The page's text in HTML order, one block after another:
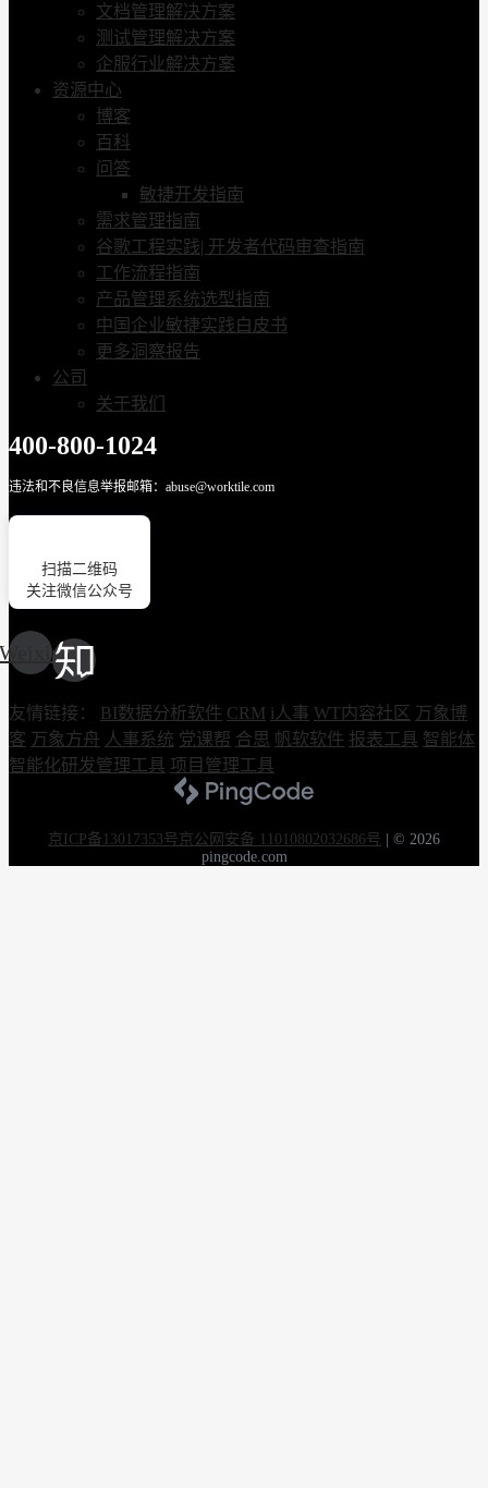
文档管理解决方案
测试管理解决方案
企服行业解决方案
资源中心
博客
百科
问答
敏捷开发指南
需求管理指南
谷歌工程实践| 开发者代码审查指南
工作流程指南
产品管理系统选型指南
中国企业敏捷实践白皮书
更多洞察报告
公司
关于我们
400-800-1024
违法和不良信息举报邮箱：abuse@worktile.com
扫描二维码
关注微信公众号
Weixin
友情链接： BI数据分析软件 CRM i人事 WT内容社区 万象博
客 万象方舟 人事系统 党课帮 合思 帆软软件 报表工具 智能体
智能化研发管理工具 项目管理工具
京ICP备13017353号京公网安备 11010802032686号 | © 2026
pingcode.com